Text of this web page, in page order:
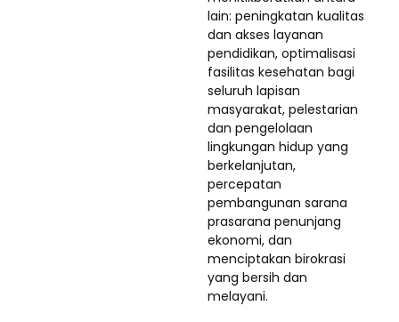
lain: peningkatan kualitas
dan akses layanan
pendidikan, optimalisasi
fasilitas kesehatan bagi
seluruh lapisan
masyarakat, pelestarian
dan pengelolaan
lingkungan hidup yang
berkelanjutan,
percepatan
pembangunan sarana
prasarana penunjang
ekonomi, dan
menciptakan birokrasi
yang bersih dan
melayani.